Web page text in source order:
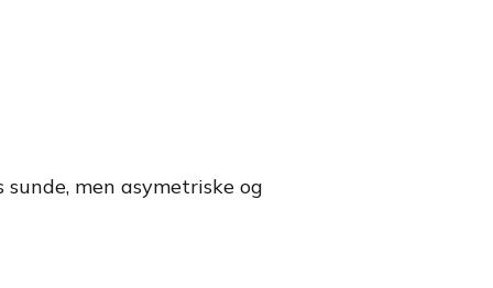
men asymetriske og